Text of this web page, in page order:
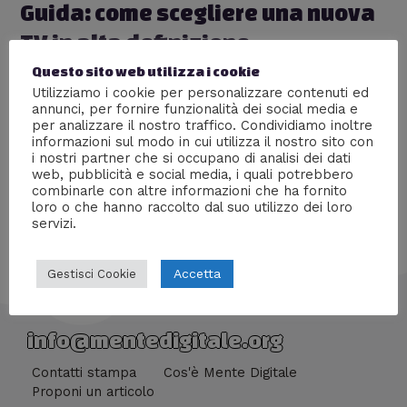
Guida: come scegliere una nuova
TV in alta definizione
Lascia un commento /Nuove tecnologie
Redazione
La guida che vi aiuterà a scegliere la TV che fa al caso
vostro
info@mentedigitale.org
Contatti stampa
Cos'è Mente Digitale
Proponi un articolo
Questo sito web utilizza i cookie
Utilizziamo i cookie per personalizzare contenuti ed
annunci, per fornire funzionalità dei social media e
per analizzare il nostro traffico. Condividiamo inoltre
informazioni sul modo in cui utilizza il nostro sito con
i nostri partner che si occupano di analisi dei dati
web, pubblicità e social media, i quali potrebbero
combinarle con altre informazioni che ha fornito
loro o che hanno raccolto dal suo utilizzo dei loro
servizi.
Gestisci Cookie Accetta